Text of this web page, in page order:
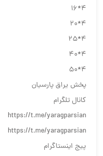
۴*۱۶
۴*۲۰
۴*۲۵
۴*۴۰
۴*۵۰
پخش یراق پارسیان
کانال تلگرام
https://t.me/yaragparsian
https://t.me/yaragparsian
پیج اینستاگرام